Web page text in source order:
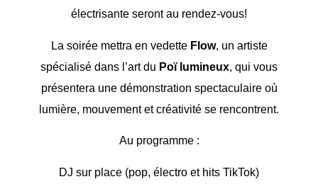
électrisante seront au rendez-vous!
La soirée mettra en vedette Flow, un artiste
spécialisé dans l’art du Poï lumineux, qui vous
présentera une démonstration spectaculaire où
lumière, mouvement et créativité se rencontrent.
Au programme :
DJ sur place (pop, électro et hits TikTok)